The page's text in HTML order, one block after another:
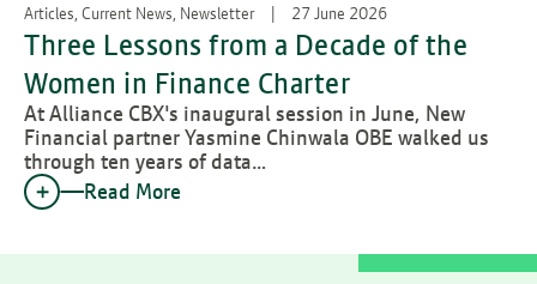
Articles, Current News, Newsletter 27 June 2026
Three Lessons from a Decade of the
Women in Finance Charter
At Alliance CBX's inaugural session in June, New
Financial partner Yasmine Chinwala OBE walked us
through ten years of data…
Read More